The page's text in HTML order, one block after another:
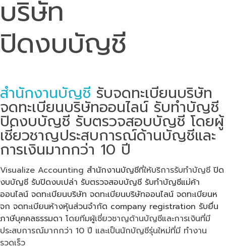
บริษัท
ปิดงบบัญชี
สำนักงานบัญชี รับจดทะเบียนบริษัท
จดทะเบียนบริษัทออนไลน์ รับทำบัญชี
ปิดงบบัญชี รับตรวจสอบบัญชี โดยผู้
เชี่ยวชาญประสบการณ์ด้านบัญชีและ
การเงินมากกว่า 10 ปี
Visualize Accounting สำนักงานบัญชีที่ให้บริการรับทำบัญชี ปิด
งบบัญชี รับปิดงบเปล่า รับตรวจสอบบัญชี รับทําบัญชีแม่ค้า
ออนไลน์ จดทะเบียนบริษัท จดทะเบียนบริษัทออนไลน์ จดทะเบียนห
จก จดทะเบียนห้างหุ้นส่วนจำกัด company registration รับยื่น
ภาษีบุคคลธรรมดา โดยทีมผู้เชี่ยวชาญด้านบัญชีและการเงินที่มี
ประสบการณ์มากกว่า 10 ปี และเป็นนักบัญชีรุ่นใหม่ที่มี ทำงาน
รวดเร็ว